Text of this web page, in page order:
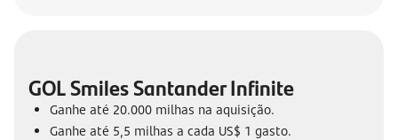
GOL Smiles Santander Infinite
Ganhe até 20.000 milhas na aquisição.
Ganhe até 5,5 milhas a cada US$ 1 gasto.